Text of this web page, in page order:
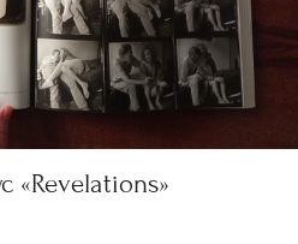
«Revelations»